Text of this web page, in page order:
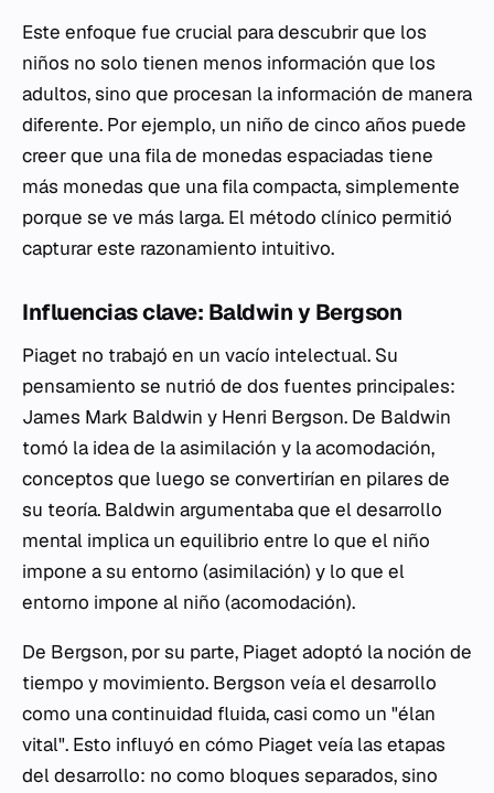
Este enfoque fue crucial para descubrir que los
niños no solo tienen menos información que los
adultos, sino que procesan la información de manera
diferente. Por ejemplo, un niño de cinco años puede
creer que una fila de monedas espaciadas tiene
más monedas que una fila compacta, simplemente
porque se ve más larga. El método clínico permitió
capturar este razonamiento intuitivo.
Influencias clave: Baldwin y Bergson
Piaget no trabajó en un vacío intelectual. Su
pensamiento se nutrió de dos fuentes principales:
James Mark Baldwin y Henri Bergson. De Baldwin
tomó la idea de la asimilación y la acomodación,
conceptos que luego se convertirían en pilares de
su teoría. Baldwin argumentaba que el desarrollo
mental implica un equilibrio entre lo que el niño
impone a su entorno (asimilación) y lo que el
entorno impone al niño (acomodación).
De Bergson, por su parte, Piaget adoptó la noción de
tiempo y movimiento. Bergson veía el desarrollo
como una continuidad fluida, casi como un "élan
vital". Esto influyó en cómo Piaget veía las etapas
del desarrollo: no como bloques separados, sino